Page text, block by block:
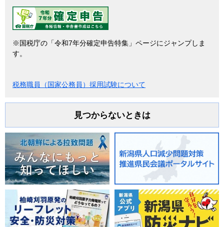
※国税庁の「令和7年分確定申告特集」ページにジャンプしま
す。
税務職員（国家公務員）採用試験について
見つからないときは